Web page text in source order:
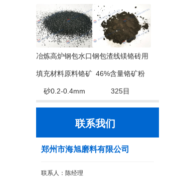
冶炼高炉钢包水口
填充材料原料铬矿
砂0.2-0.4mm
钢包渣线镁铬砖用
46%含量铬矿粉
325目
联系我们
郑州市海旭磨料有限公司
联系人：陈经理